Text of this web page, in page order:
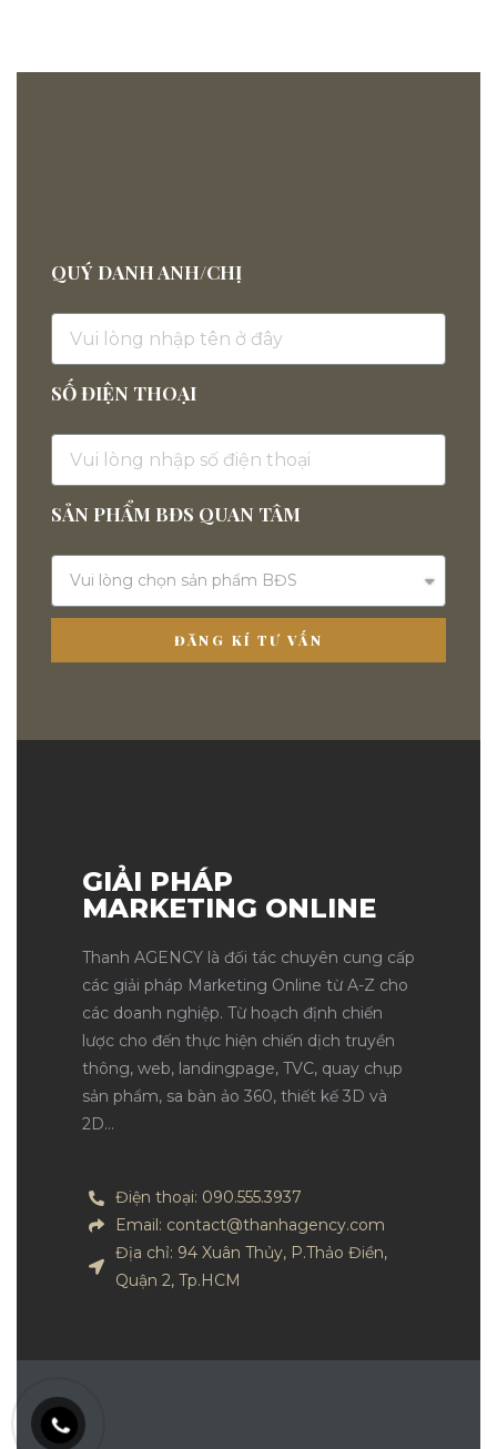
QUÝ DANH ANH/CHỊ
SỐ ĐIỆN THOẠI
SẢN PHẨM BĐS QUAN TÂM
ĐĂNG KÍ TƯ VẤN
GIẢI PHÁP
MARKETING ONLINE
Thanh AGENCY là đối tác chuyên cung cấp
các giải pháp Marketing Online từ A-Z cho
các doanh nghiệp. Từ hoạch định chiến
lược cho đến thực hiện chiến dịch truyền
thông, web, landingpage, TVC, quay chụp
sản phẩm, sa bàn ảo 360, thiết kế 3D và
2D…
Điện thoại: 090.555.3937
Email: contact@thanhagency.com
Địa chỉ: 94 Xuân Thủy, P.Thảo Điền,
Quận 2, Tp.HCM